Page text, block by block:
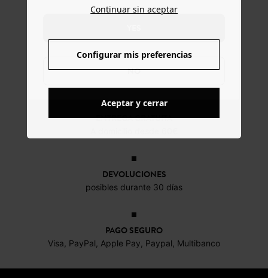
NO
ENTREGA GRATUITA
DEVOLUCIONES
posibles durante 30 días
PAGO SEGURO
Visa, PayPal, Apple Pay, Paypal, Multibanco
Continuar sin aceptar
Configurar mis preferencias
Aceptar y cerrar